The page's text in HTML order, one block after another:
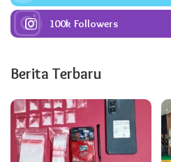
100k Followers
Berita Terbaru